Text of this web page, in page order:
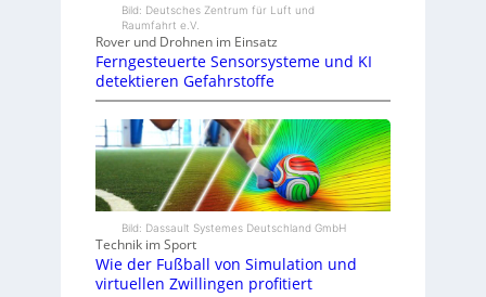
Bild: Deutsches Zentrum für Luft und
Raumfahrt e.V.
Rover und Drohnen im Einsatz
Ferngesteuerte Sensorsysteme und KI
detektieren Gefahrstoffe
Bild: Dassault Systemes Deutschland GmbH
Technik im Sport
Wie der Fußball von Simulation und
virtuellen Zwillingen profitiert